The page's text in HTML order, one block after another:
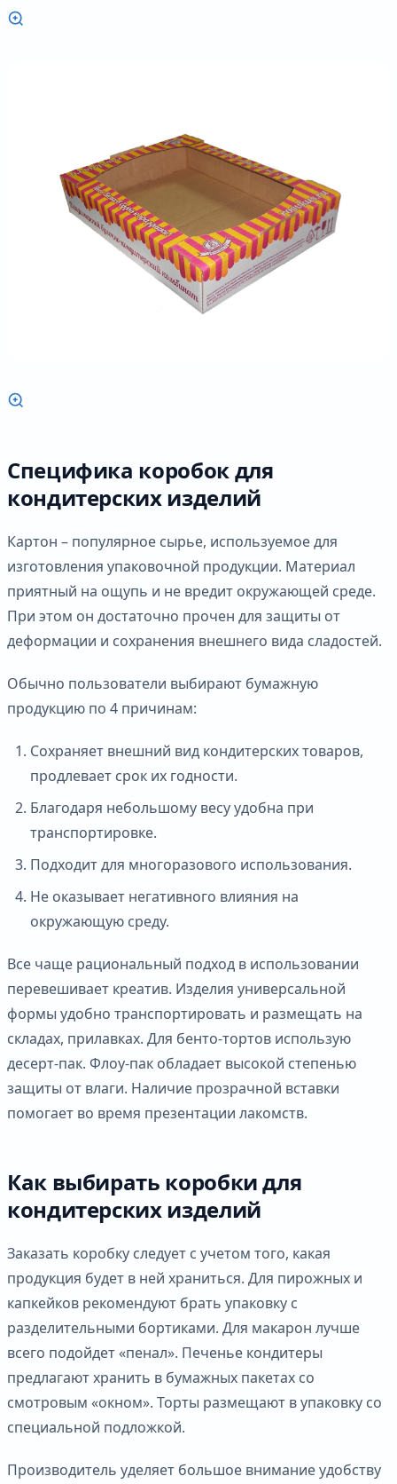
Специфика коробок для
кондитерских изделий
Картон – популярное сырье, используемое для
изготовления упаковочной продукции. Материал
приятный на ощупь и не вредит окружающей среде.
При этом он достаточно прочен для защиты от
деформации и сохранения внешнего вида сладостей.
Обычно пользователи выбирают бумажную
продукцию по 4 причинам:
Сохраняет внешний вид кондитерских товаров,
продлевает срок их годности.
Благодаря небольшому весу удобна при
транспортировке.
Подходит для многоразового использования.
Не оказывает негативного влияния на
окружающую среду.
Все чаще рациональный подход в использовании
перевешивает креатив. Изделия универсальной
формы удобно транспортировать и размещать на
складах, прилавках. Для бенто-тортов использую
десерт-пак. Флоу-пак обладает высокой степенью
защиты от влаги. Наличие прозрачной вставки
помогает во время презентации лакомств.
Как выбирать коробки для
кондитерских изделий
Заказать коробку следует с учетом того, какая
продукция будет в ней храниться. Для пирожных и
капкейков рекомендуют брать упаковку с
разделительными бортиками. Для макарон лучше
всего подойдет «пенал». Печенье кондитеры
предлагают хранить в бумажных пакетах со
смотровым «окном». Торты размещают в упаковку со
специальной подложкой.
Производитель уделяет большое внимание удобству